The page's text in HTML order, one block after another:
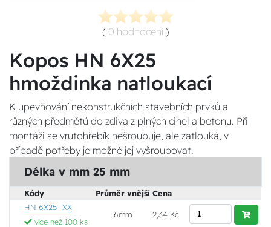
( 0 hodnocení )
Kopos HN 6X25
hmoždinka natloukací
K upevňování nekonstrukčních stavebních prvků a
různých předmětů do zdiva z plných cihel a betonu. Při
montáži se vrutohřebík nešroubuje, ale zatlouká, v
případě potřeby je možné jej vyšroubovat.
Délka v mm 25 mm
Kódy Průměr vnější Cena
HN 6X25_XX
více než 100 ks
6mm 2,34 Kč